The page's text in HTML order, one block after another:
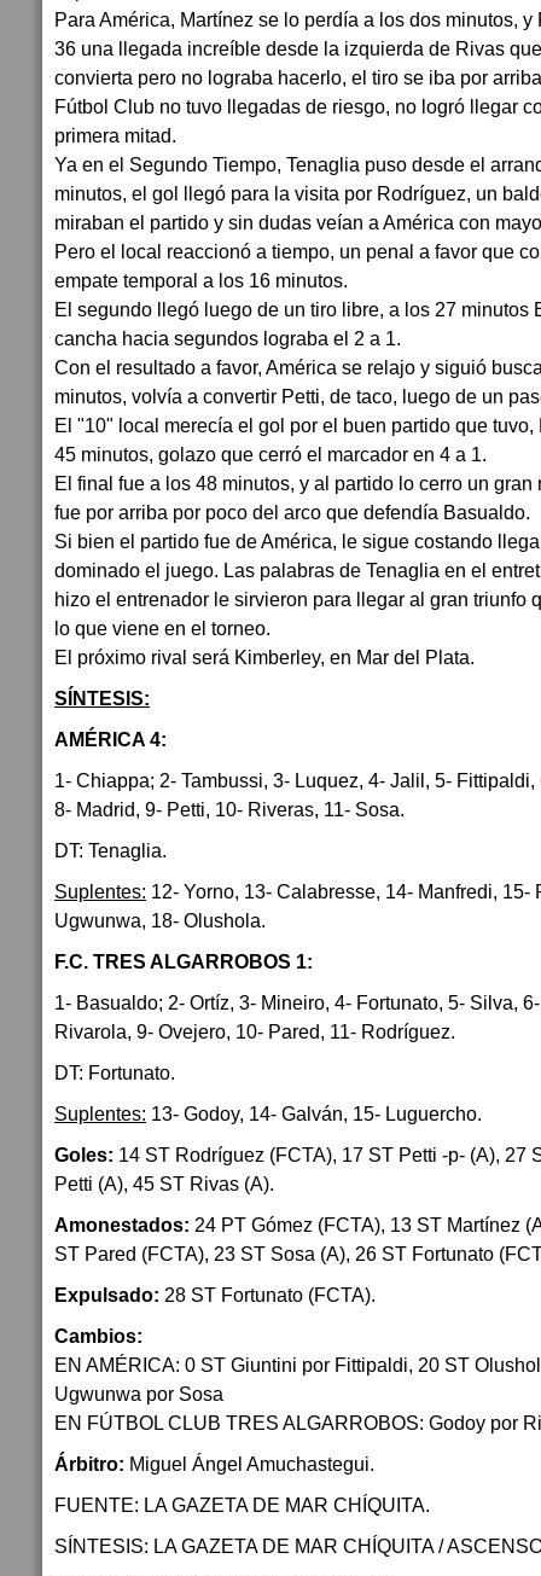
Para América, Martínez se lo perdía a los dos minutos,
36 una llegada increíble desde la izquierda de Rivas
convierta pero no lograba hacerlo, el tiro se iba por
Fútbol Club no tuvo llegadas de riesgo, no logró llegar
primera mitad.
Ya en el Segundo Tiempo, Tenaglia puso desde el
minutos, el gol llegó para la visita por Rodríguez, un
miraban el partido y sin dudas veían a América con
Pero el local reaccionó a tiempo, un penal a favor que
empate temporal a los 16 minutos.
El segundo llegó luego de un tiro libre, a los 27 minutos
cancha hacia segundos lograba el 2 a 1.
Con el resultado a favor, América se relajo y siguió
minutos, volvía a convertir Petti, de taco, luego de un
El "10" local merecía el gol por el buen partido que
45 minutos, golazo que cerró el marcador en 4 a 1.
El final fue a los 48 minutos, y al partido lo cerro un gran
fue por arriba por poco del arco que defendía Basualdo.
Si bien el partido fue de América, le sigue costando
dominado el juego. Las palabras de Tenaglia en el
hizo el entrenador le sirvieron para llegar al gran triunfo
lo que viene en el torneo.
El próximo rival será Kimberley, en Mar del Plata.
SÍNTESIS:
AMÉRICA 4:
1- Chiappa; 2- Tambussi, 3- Luquez, 4- Jalil, 5-
8- Madrid, 9- Petti, 10- Riveras, 11- Sosa.
DT: Tenaglia.
Suplentes: 12- Yorno, 13- Calabresse, 14- Manfredi, 15-
Ugwunwa, 18- Olushola.
F.C. TRES ALGARROBOS 1:
1- Basualdo; 2- Ortíz, 3- Mineiro, 4- Fortunato, 5- Silva,
Rivarola, 9- Ovejero, 10- Pared, 11- Rodríguez.
DT: Fortunato.
Suplentes: 13- Godoy, 14- Galván, 15- Luguercho.
Goles: 14 ST Rodríguez (FCTA), 17 ST Petti -p- (A), 27
Petti (A), 45 ST Rivas (A).
Amonestados: 24 PT Gómez (FCTA), 13 ST Martínez
ST Pared (FCTA), 23 ST Sosa (A), 26 ST Fortunato
Expulsado: 28 ST Fortunato (FCTA).
Cambios:
EN AMÉRICA: 0 ST Giuntini por Fittipaldi, 20 ST
Ugwunwa por Sosa
EN FÚTBOL CLUB TRES ALGARROBOS: Godoy por
Árbitro: Miguel Ángel Amuchastegui.
FUENTE: LA GAZETA DE MAR CHÍQUITA.
SÍNTESIS: LA GAZETA DE MAR CHÍQUITA /